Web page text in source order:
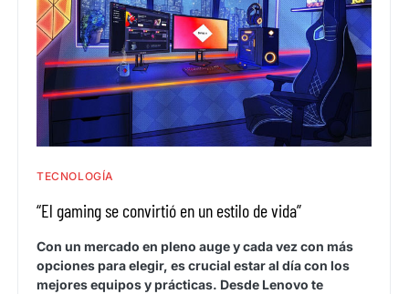
TECNOLOGÍA
“El gaming se convirtió en un estilo de vida”
Con un mercado en pleno auge y cada vez con más
opciones para elegir, es crucial estar al día con los
mejores equipos y prácticas. Desde Lenovo te